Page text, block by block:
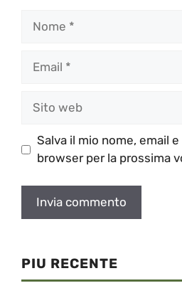
Salva il mio nome, email
browser per la prossima
PIU RECENTE